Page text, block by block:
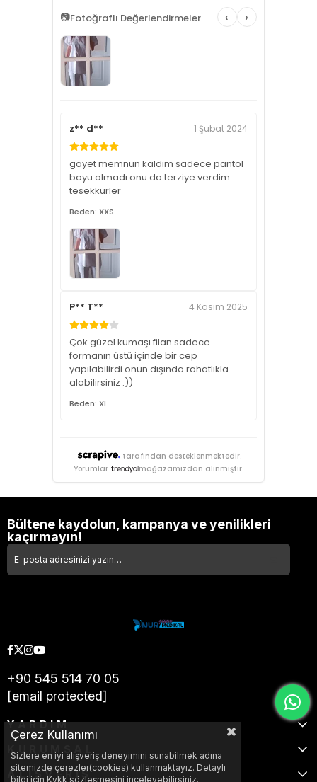
📷Fotoğraflı Değerlendirmeler ‹ ›
z** d** 1 Şubat 2024
gayet memnun kaldım sadece pantol
boyu olmadı onu da terziye verdim
tesekkurler
Beden: XXS
P** T** 4 Kasım 2025
Çok güzel kumaşı filan sadece
formanın üstü içinde bir cep
yapılabilirdi onun dışında rahatlıkla
alabilirsiniz :))
Beden: XL
tarafından desteklenmektedir.
Yorumlar
mağazamızdan alınmıştır.
Bültene kaydolun, kampanya ve yenilikleri
kaçırmayın!
+90 545 514 70 05
[email protected]
YARDIM
ALIŞVERİŞ
Çerez Kullanımı
Sizlere en iyi alışveriş deneyimini sunabilmek adına
sitemizde çerezler(cookies) kullanmaktayız. Detaylı
bilgi için Kvkk sözleşmesini inceleyebilirsiniz.